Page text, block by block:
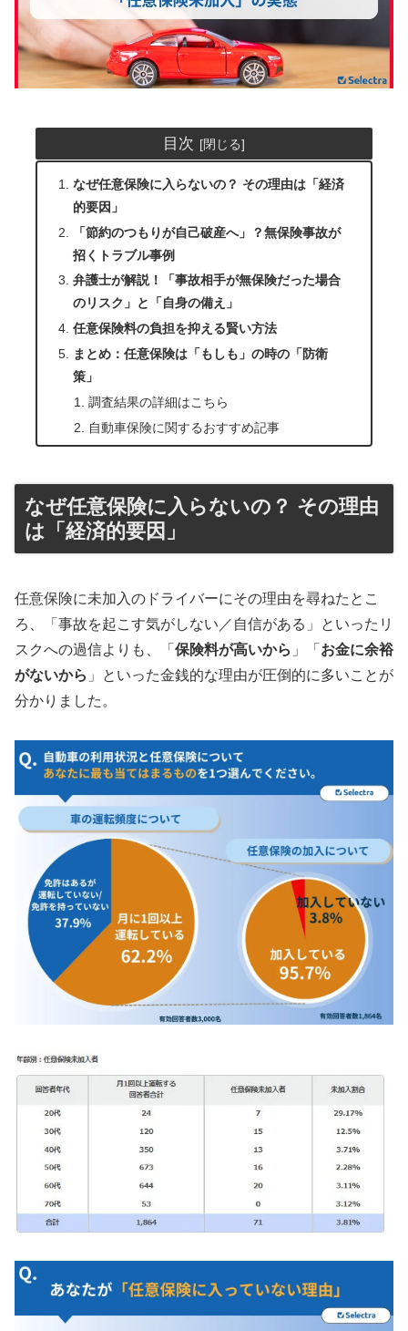
目次
なぜ任意保険に入らないの？ その理由は「経済
的要因」
「節約のつもりが自己破産へ」？無保険事故が
招くトラブル事例
弁護士が解説！「事故相手が無保険だった場合
のリスク」と「自身の備え」
任意保険料の負担を抑える賢い方法
まとめ：任意保険は「もしも」の時の「防衛
策」
調査結果の詳細はこちら
自動車保険に関するおすすめ記事
なぜ任意保険に入らないの？ その理由
は「経済的要因」
任意保険に未加入のドライバーにその理由を尋ねたとこ
ろ、「事故を起こす気がしない／自信がある」といったリ
スクへの過信よりも、「 保険料が高いから 」「 お金に余裕
がないから 」といった金銭的な理由が圧倒的に多いことが
分かりました。